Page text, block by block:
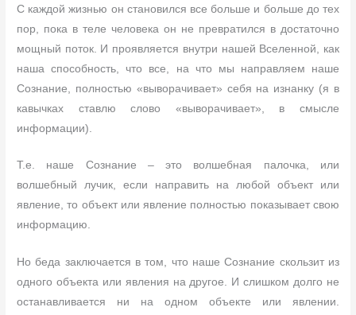
С каждой жизнью он становился все больше и больше до тех
пор, пока в теле человека он не превратился в достаточно
мощный поток. И проявляется внутри нашей Вселенной, как
наша способность, что все, на что мы направляем наше
Сознание, полностью «выворачивает» себя на изнанку (я в
кавычках ставлю слово «выворачивает», в смысле
информации).
Т.е. наше Сознание – это волшебная палочка, или
волшебный лучик, если направить на любой объект или
явление, то объект или явление полностью показывает свою
информацию.
Но беда заключается в том, что наше Сознание скользит из
одного объекта или явления на другое. И слишком долго не
останавливается ни на одном объекте или явлении.